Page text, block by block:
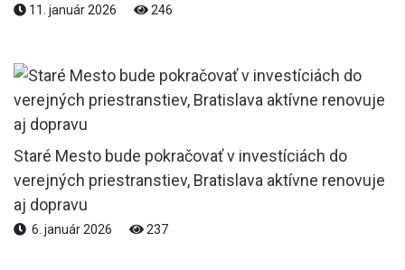
11. január 2026 246
Staré Mesto bude pokračovať v investíciách do
verejných priestranstiev, Bratislava aktívne renovuje
aj dopravu
6. január 2026 237